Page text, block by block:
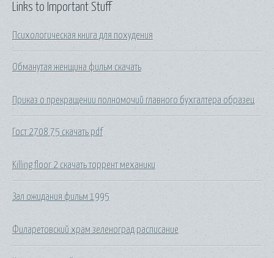
Links to Important Stuff
Психологическая книга для похудения
Обманутая женщина фильм скачать
Приказ о прекращении полномочий главного бухгалтера образец
Гост 2708 75 скачать pdf
Killing floor 2 скачать торрент механики
Зал ожидания фильм 1995
Филаретовский храм зеленоград расписание